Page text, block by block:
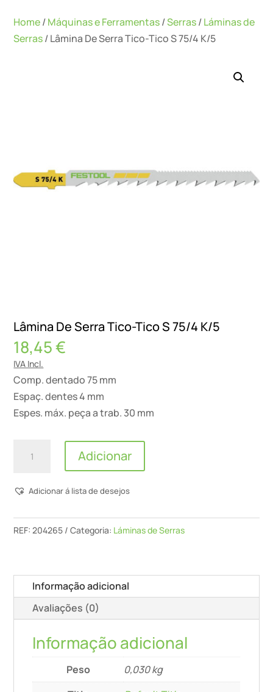
Home/Máquinas e Ferramentas/Serras/Láminas de
Serras/ Lâmina De Serra Tico-Tico S 75/4 K/5
Lâmina De Serra Tico-Tico S 75/4 K/5
18,45€
IVA Incl.
Comp. dentado 75 mm
Espaç. dentes 4 mm
Espes. máx. peça a trab. 30 mm
Quantidade
De
Tico-
75/4
K/5
Adicionar
Adicionar á lista de desejos
REF:204265 Categoria: Láminas de Serras
Informação adicional
Avaliações (0)
Informação adicional
Peso
0,030 kg